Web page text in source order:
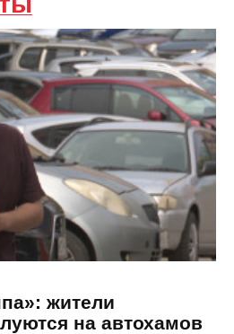
жители
на автохамов